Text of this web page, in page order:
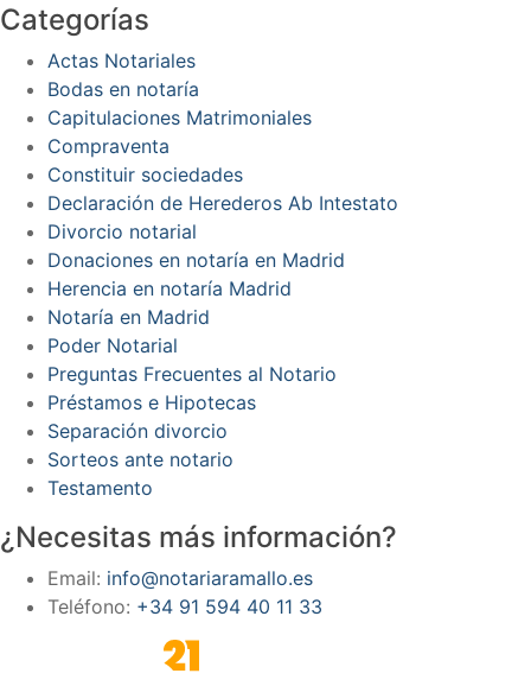
Categorías
Actas Notariales
Bodas en notaría
Capitulaciones Matrimoniales
Compraventa
Constituir sociedades
Declaración de Herederos Ab Intestato
Divorcio notarial
Donaciones en notaría en Madrid
Herencia en notaría Madrid
Notaría en Madrid
Poder Notarial
Preguntas Frecuentes al Notario
Préstamos e Hipotecas
Separación divorcio
Sorteos ante notario
Testamento
¿Necesitas más información?
Email: info@notariaramallo.es
Teléfono: +34 91 594 40 11 33